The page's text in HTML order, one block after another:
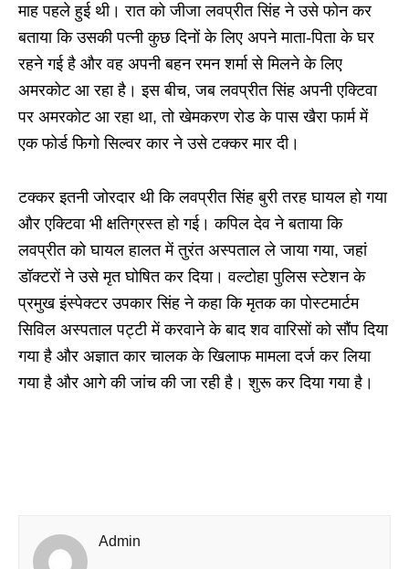
माह पहले हुई थी। रात को जीजा लवप्रीत सिंह ने उसे फोन कर
बताया कि उसकी पत्नी कुछ दिनों के लिए अपने माता-पिता के घर
रहने गई है और वह अपनी बहन रमन शर्मा से मिलने के लिए
अमरकोट आ रहा है। इस बीच, जब लवप्रीत सिंह अपनी एक्टिवा
पर अमरकोट आ रहा था, तो खेमकरण रोड के पास खैरा फार्म में
एक फोर्ड फिगो सिल्वर कार ने उसे टक्कर मार दी।
टक्कर इतनी जोरदार थी कि लवप्रीत सिंह बुरी तरह घायल हो गया
और एक्टिवा भी क्षतिग्रस्त हो गई। कपिल देव ने बताया कि
लवप्रीत को घायल हालत में तुरंत अस्पताल ले जाया गया, जहां
डॉक्टरों ने उसे मृत घोषित कर दिया। वल्टोहा पुलिस स्टेशन के
प्रमुख इंस्पेक्टर उपकार सिंह ने कहा कि मृतक का पोस्टमार्टम
सिविल अस्पताल पट्टी में करवाने के बाद शव वारिसों को सौंप दिया
गया है और अज्ञात कार चालक के खिलाफ मामला दर्ज कर लिया
गया है और आगे की जांच की जा रही है। शुरू कर दिया गया है।
Admin